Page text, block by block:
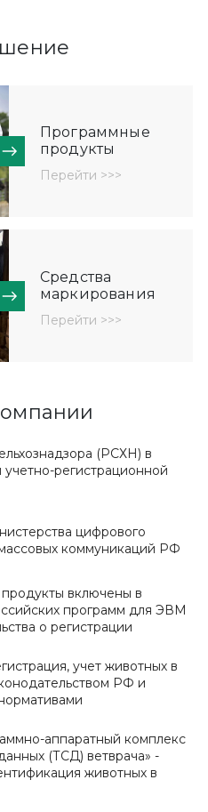
Программные
продукты
Перейти >>>
Средства
маркирования
Перейти >>>
(РСХН) в
регистрационной
цифрового
коммуникаций РФ
включены в
программ для ЭВМ
о регистрации
учет животных в
РФ и
аппаратный комплекс
(ТСД) ветврача» -
животных в